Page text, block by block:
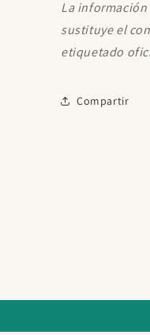
La
sustituye el
etiquetado
Compartir